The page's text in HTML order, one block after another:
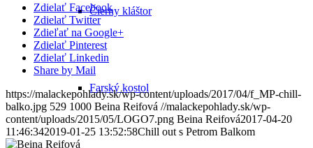
Čierny kláštor
Farský kostol
Zdielať Facebook
Zdielať Twitter
Zdieľať na Google+
Zdielať Pinterest
Zdielať Linkedin
Share by Mail
https://malackepohlady.sk/wp-content/uploads/2017/04/f_MP-chill-
balko.jpg 529 1000 Beina Reifová //malackepohlady.sk/wp-
content/uploads/2015/05/LOGO7.png Beina Reifová2017-04-20
11:46:342019-01-25 13:52:58Chill out s Petrom Balkom